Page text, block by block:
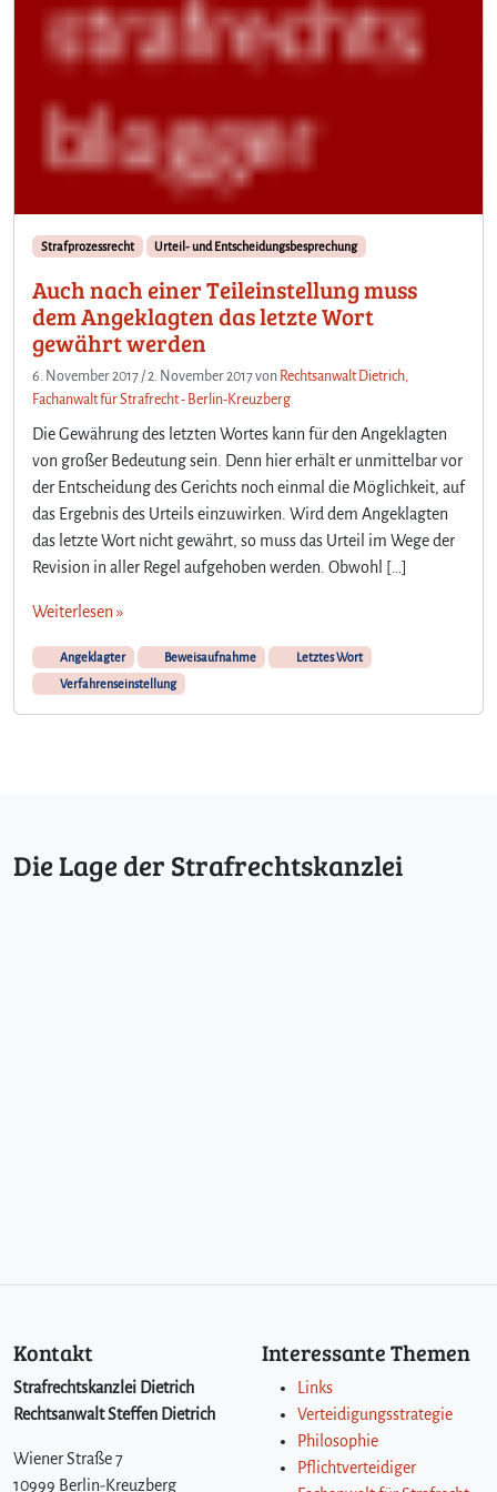
Strafprozessrecht Urteil- und Entscheidungsbesprechung
Auch nach einer Teileinstellung muss
dem Angeklagten das letzte Wort
gewährt werden
6. November 2017 /2. November 2017von Rechtsanwalt Dietrich,
Fachanwalt für Strafrecht - Berlin-Kreuzberg
Die Gewährung des letzten Wortes kann für den Angeklagten
von großer Bedeutung sein. Denn hier erhält er unmittelbar vor
der Entscheidung des Gerichts noch einmal die Möglichkeit, auf
das Ergebnis des Urteils einzuwirken. Wird dem Angeklagten
das letzte Wort nicht gewährt, so muss das Urteil im Wege der
Revision in aller Regel aufgehoben werden. Obwohl […]
Weiterlesen »
Angeklagter Beweisaufnahme
Letztes Wort
Verfahrenseinstellung
Die Lage der Strafrechtskanzlei
Kontakt
Strafrechtskanzlei Dietrich
Rechtsanwalt Steffen Dietrich
Wiener Straße 7
10999 Berlin-Kreuzberg
Interessante Themen
Links
Verteidigungsstrategie
Philosophie
Pflichtverteidiger